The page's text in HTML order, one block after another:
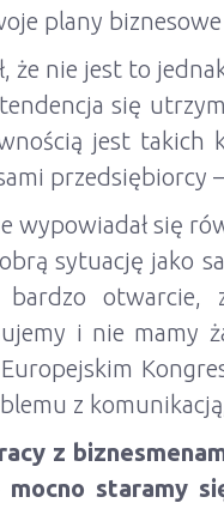
plany
że nie jest to
się
jest takich
przedsiębiorcy
wypowiadał się
sytuację jako
bardzo
i nie mamy
z
z
mocno staramy